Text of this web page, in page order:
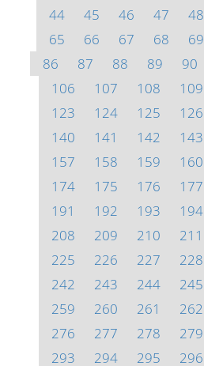
44
45 46 47 48
65
66 67 68 69
86
87 88 89 90
106
107 108 109
123
124 125 126
140
141 142 143
157
158 159 160
174
175 176 177
191
192 193 194
208
209 210 211
225
226 227 228
242
243 244 245
259
260 261 262
276
277 278 279
293
294 295 296